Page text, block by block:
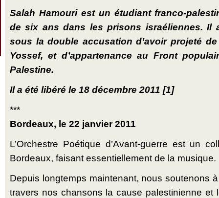
Salah Hamouri est un étudiant franco-
de six ans dans les prisons israéliennes. Il
sous la double accusation d’avoir projeté
Yossef, et d’appartenance au Front
Palestine.
Il a été libéré le 18 décembre 2011 [1]
***
Bordeaux, le 22 janvier 2011
L’Orchestre Poétique d’Avant-guerre est un
Bordeaux, faisant essentiellement de la musique.
Depuis longtemps maintenant, nous soutenons
travers nos chansons la cause palestinienne et